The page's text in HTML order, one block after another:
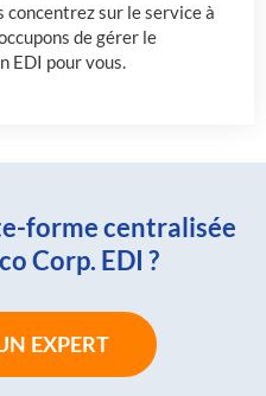
concentrez sur le service à
de gérer le
EDI pour vous.
forme centralisée
Corp. EDI ?
EXPERT